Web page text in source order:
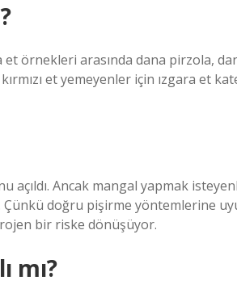
et örnekleri arasında dana pirzola,
et yemeyenler için ızgara et
açıldı. Ancak mangal yapmak
doğru pişirme yöntemlerine
bir riske dönüşüyor.
mı?